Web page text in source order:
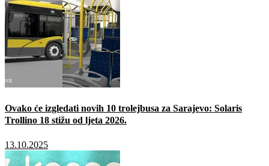
Ovako će izgledati novih 10 trolejbusa za Sarajevo: Solaris
Trollino 18 stižu od ljeta 2026.
13.10.2025